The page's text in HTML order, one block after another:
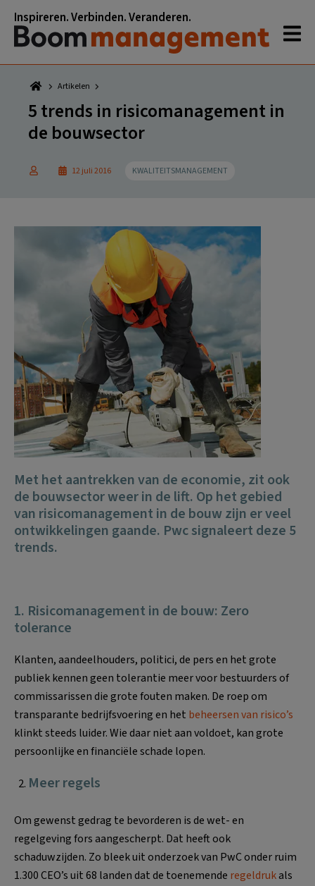
naar
hoofdnavigatie
naar
hoofd
inhoud
naar
eerste
sidebar
naar
voettekst
Inspireren. Verbinden. Veranderen.
Artikelen
5 trends in risicomanagement in
de bouwsector
12 juli 2016 KWALITEITSMANAGEMENT
Met het aantrekken van de economie, zit ook
de bouwsector weer in de lift. Op het gebied
van risicomanagement in de bouw zijn er veel
ontwikkelingen gaande. Pwc signaleert deze 5
trends.
1. Risicomanagement in de bouw: Zero
tolerance
Klanten, aandeelhouders, politici, de pers en het grote
publiek kennen geen tolerantie meer voor bestuurders of
commissarissen die grote fouten maken. De roep om
transparante bedrijfsvoering en het beheersen van risico’s
klinkt steeds luider. Wie daar niet aan voldoet, kan grote
persoonlijke en financiële schade lopen.
Meer regels
Om gewenst gedrag te bevorderen is de wet- en
regelgeving fors aangescherpt. Dat heeft ook
schaduwzijden. Zo bleek uit onderzoek van PwC onder ruim
1.300 CEO’s uit 68 landen dat de toenemende regeldrukals